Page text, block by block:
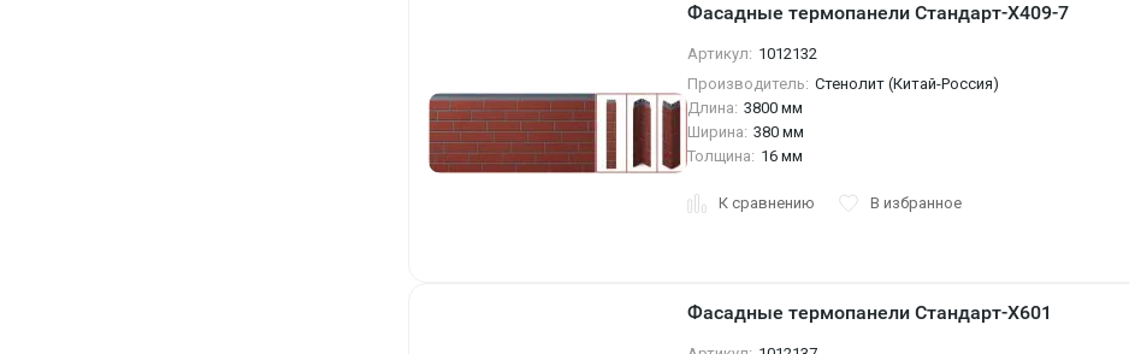
Фасадные термопанели Стандарт-X409-7
Артикул: 1012132
Производитель: Стенолит (Китай-Россия)
Длина: 3800 мм
Ширина: 380 мм
Толщина: 16 мм
К сравнению В избранное
Фасадные термопанели Стандарт-X601